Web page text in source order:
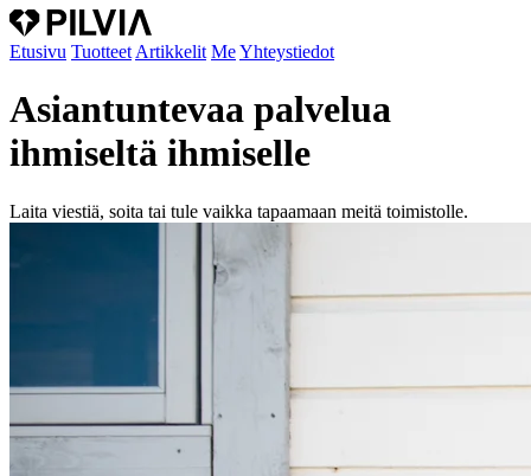
Etusivu Tuotteet Artikkelit MeYhteystiedot
Asiantuntevaa palvelua
ihmiseltä ihmiselle
Laita viestiä, soita tai tule vaikka tapaamaan meitä toimistolle.